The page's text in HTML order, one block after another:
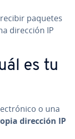
paquetes
dirección IP
es tu
o una
dirección IP